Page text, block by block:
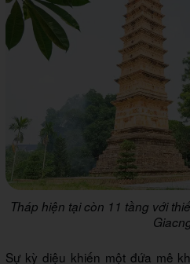
Tháp hiện tại còn 11 tầng với
Sự kỳ diệu khiến một đứa mê